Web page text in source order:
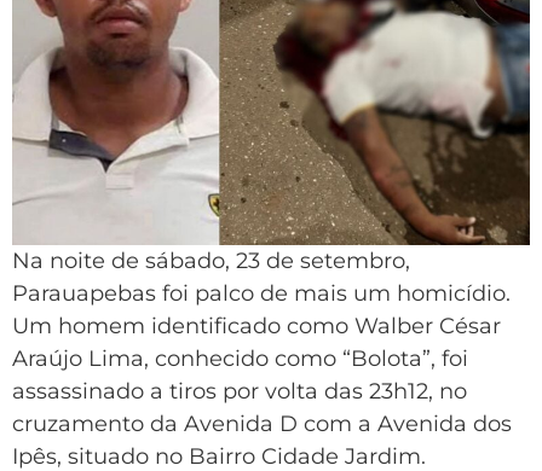
Na noite de sábado, 23 de setembro,
Parauapebas foi palco de mais um homicídio.
Um homem identificado como Walber César
Araújo Lima, conhecido como “Bolota”, foi
assassinado a tiros por volta das 23h12, no
cruzamento da Avenida D com a Avenida dos
Ipês, situado no Bairro Cidade Jardim.